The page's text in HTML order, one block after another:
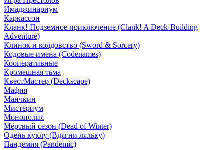
Имаджинариум
Каркассон
Кланк! Подземное приключение (Clank! A Deck-Building
Adventure)
Клинок и колдовство (Sword & Sorcery)
Кодовые имена (Codenames)
Кооперативные
Кромешная тьма
КвестМастер (Deckscape)
Мафия
Манчкин
Мистериум
Монополия
Мёртвый сезон (Dead of Winter)
Одень куклу (Вдягни ляльку)
Пандемия (Pandemic)